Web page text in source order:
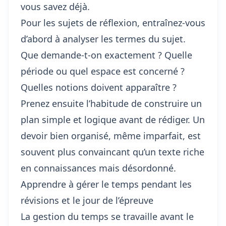
vous savez déjà.
Pour les sujets de réflexion, entraînez-vous
d’abord à analyser les termes du sujet.
Que demande-t-on exactement ? Quelle
période ou quel espace est concerné ?
Quelles notions doivent apparaître ?
Prenez ensuite l’habitude de construire un
plan simple et logique avant de rédiger. Un
devoir bien organisé, même imparfait, est
souvent plus convaincant qu’un texte riche
en connaissances mais désordonné.
Apprendre à gérer le temps pendant les
révisions et le jour de l’épreuve
La gestion du temps se travaille avant le